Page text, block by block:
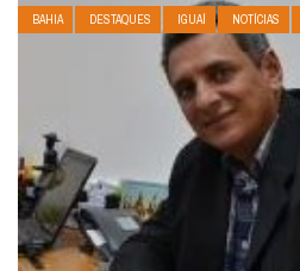
BAHIA DESTAQUES IGUAÍ NOTÍCIAS